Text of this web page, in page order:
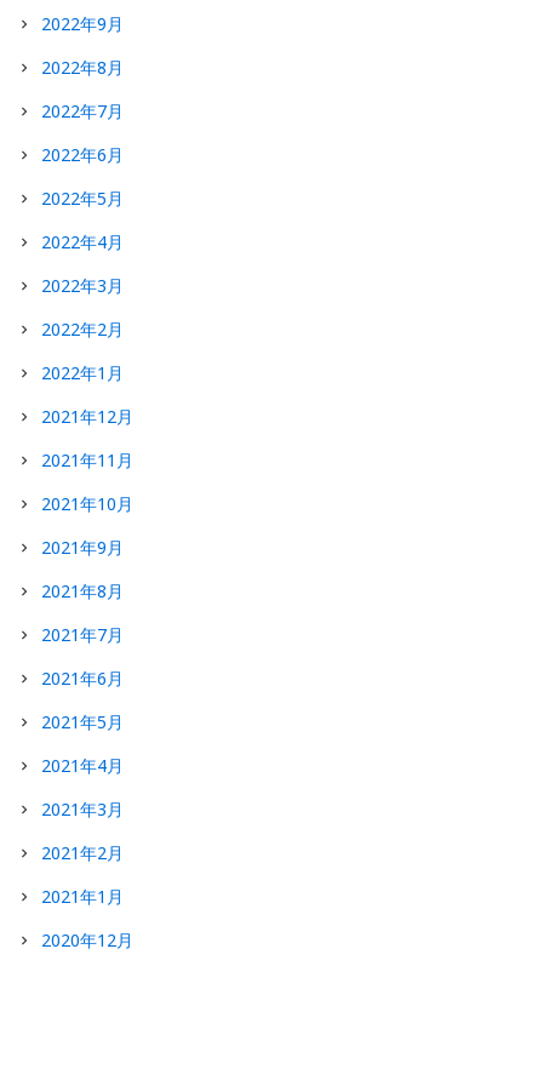
2022年9月
2022年8月
2022年7月
2022年6月
2022年5月
2022年4月
2022年3月
2022年2月
2022年1月
2021年12月
2021年11月
2021年10月
2021年9月
2021年8月
2021年7月
2021年6月
2021年5月
2021年4月
2021年3月
2021年2月
2021年1月
2020年12月